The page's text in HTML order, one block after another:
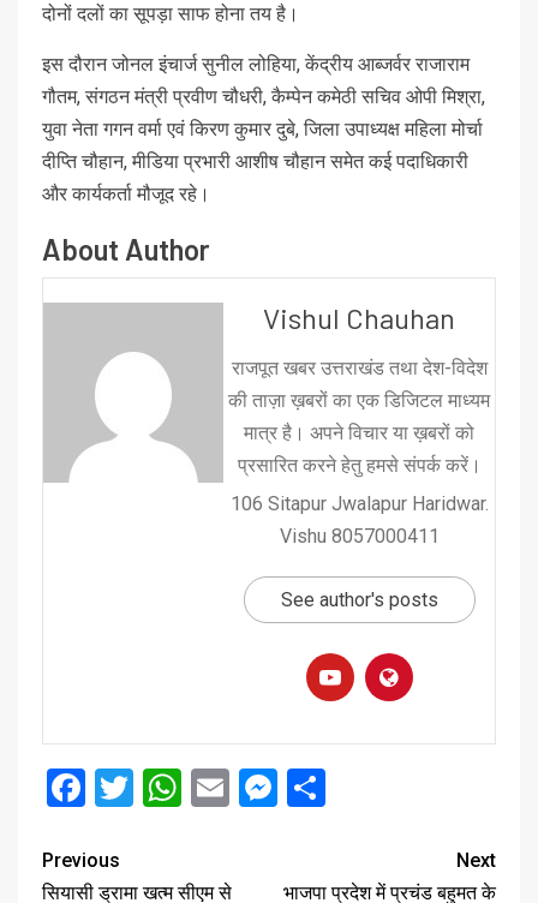
दोनों दलों का सूपड़ा साफ होना तय है।
इस दौरान जोनल इंचार्ज सुनील लोहिया, केंद्रीय आब्जर्वर राजाराम
गौतम, संगठन मंत्री प्रवीण चौधरी, कैम्पेन कमेठी सचिव ओपी मिश्रा,
युवा नेता गगन वर्मा एवं किरण कुमार दुबे, जिला उपाध्यक्ष महिला मोर्चा
दीप्ति चौहान, मीडिया प्रभारी आशीष चौहान समेत कई पदाधिकारी
और कार्यकर्ता मौजूद रहे।
About Author
Vishul Chauhan
राजपूत खबर उत्तराखंड तथा देश-विदेश
की ताज़ा ख़बरों का एक डिजिटल माध्यम
मात्र है। अपने विचार या ख़बरों को
प्रसारित करने हेतु हमसे संपर्क करें।
106 Sitapur Jwalapur Haridwar.
Vishu 8057000411
See author's posts
Facebook
Twitter
WhatsApp
EmailMessenger
Previous
सियासी ड्रामा खत्म सीएम से
Next
भाजपा प्रदेश में प्रचंड बहुमत के